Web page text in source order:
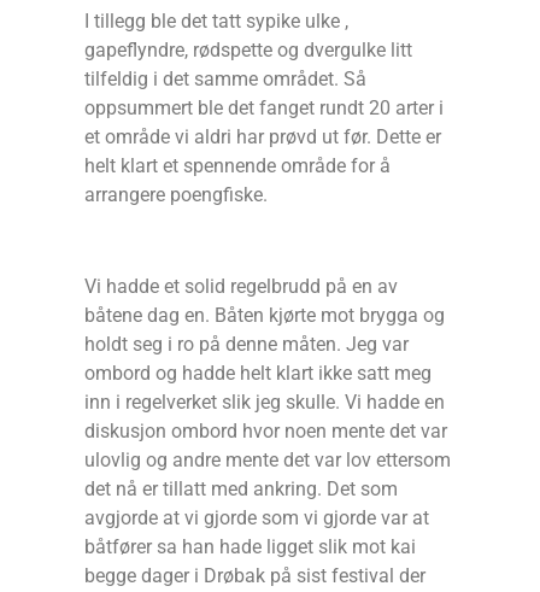
I tillegg ble det tatt sypike ulke ,
gapeflyndre, rødspette og dvergulke litt
tilfeldig i det samme området. Så
oppsummert ble det fanget rundt 20 arter i
et område vi aldri har prøvd ut før. Dette er
helt klart et spennende område for å
arrangere poengfiske.
Vi hadde et solid regelbrudd på en av
båtene dag en. Båten kjørte mot brygga og
holdt seg i ro på denne måten. Jeg var
ombord og hadde helt klart ikke satt meg
inn i regelverket slik jeg skulle. Vi hadde en
diskusjon ombord hvor noen mente det var
ulovlig og andre mente det var lov ettersom
det nå er tillatt med ankring. Det som
avgjorde at vi gjorde som vi gjorde var at
båtfører sa han hade ligget slik mot kai
begge dager i Drøbak på sist festival der